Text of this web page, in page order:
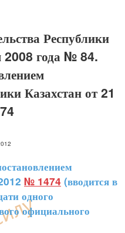
Республики
2008 года № 84.
Казахстан от 21
№ 1474 (вводится в
одного
официального